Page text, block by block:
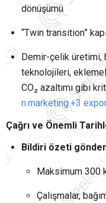
dönüşümü
“Twin transition”
Demir-çelik üretimi,
teknolojileri,
CO₂ azaltımı gibi
n.marketing+3
Çağrı ve Önemli
Bildiri özeti
Maksimum 300
Çalışmalar,